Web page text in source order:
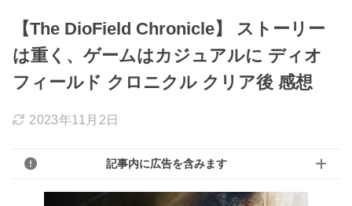
【The DioField Chronicle】 ストーリー
は重く、ゲームはカジュアルに ディオ
フィールド クロニクル クリア後 感想
2023年11月2日
記事内に広告を含みます